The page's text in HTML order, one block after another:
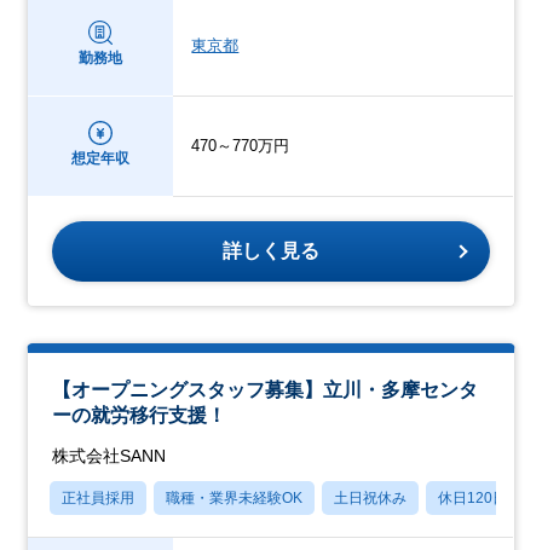
勤務地
東京都
想定年収
470～770万円
詳しく見る
【オープニングスタッフ募集】立川・多摩センタ
ーの就労移行支援！
株式会社SANN
正社員採用 職種・業界未経験OK 土日祝休み 休日120日以上